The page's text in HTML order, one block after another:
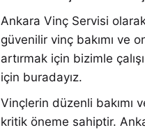
Ankara Vinç Servisi
güvenilir vinç bakımı ve
artırmak için bizimle
için buradayız.
Vinçlerin düzenli bakımı
kritik öneme sahiptir.